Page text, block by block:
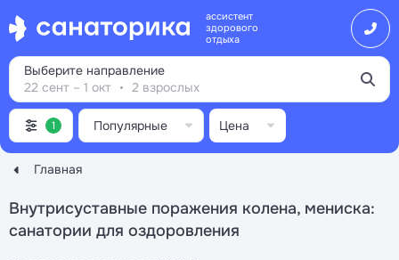
ассистент
здорового
отдыха
Главная
Выберите направление
22 сент – 1 окт
2 взрослых
Внутрисуставные поражения колена, мениска:
санатории для оздоровления
1 Популярные Цена